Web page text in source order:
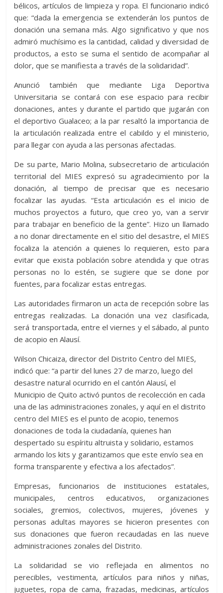
bélicos, artículos de limpieza y ropa. El funcionario indicó
que: “dada la emergencia se extenderán los puntos de
donación una semana más. Algo significativo y que nos
admiró muchísimo es la cantidad, calidad y diversidad de
productos, a esto se suma el sentido de acompañar al
dolor, que se manifiesta a través de la solidaridad”.
Anunció también que mediante Liga Deportiva
Universitaria se contará con ese espacio para recibir
donaciones, antes y durante el partido que jugarán con
el deportivo Gualaceo; a la par resaltó la importancia de
la articulación realizada entre el cabildo y el ministerio,
para llegar con ayuda a las personas afectadas.
De su parte, Mario Molina, subsecretario de articulación
territorial del MIES expresó su agradecimiento por la
donación, al tiempo de precisar que es necesario
focalizar las ayudas. “Esta articulación es el inicio de
muchos proyectos a futuro, que creo yo, van a servir
para trabajar en beneficio de la gente”. Hizo un llamado
a no donar directamente en el sitio del desastre, el MIES
focaliza la atención a quienes lo requieren, esto para
evitar que exista población sobre atendida y que otras
personas no lo estén, se sugiere que se done por
fuentes, para focalizar estas entregas.
Las autoridades firmaron un acta de recepción sobre las
entregas realizadas. La donación una vez clasificada,
será transportada, entre el viernes y el sábado, al punto
de acopio en Alausí.
Wilson Chicaiza, director del Distrito Centro del MIES,
indicó que: “a partir del lunes 27 de marzo, luego del
desastre natural ocurrido en el cantón Alausí, el
Municipio de Quito activó puntos de recolección en cada
una de las administraciones zonales, y aquí en el distrito
centro del MIES es el punto de acopio, tenemos
donaciones de toda la ciudadanía, quienes han
despertado su espíritu altruista y solidario, estamos
armando los kits y garantizamos que este envío sea en
forma transparente y efectiva a los afectados”.
Empresas, funcionarios de instituciones estatales,
municipales, centros educativos, organizaciones
sociales, gremios, colectivos, mujeres, jóvenes y
personas adultas mayores se hicieron presentes con
sus donaciones que fueron recaudadas en las nueve
administraciones zonales del Distrito.
La solidaridad se vio reflejada en alimentos no
perecibles, vestimenta, artículos para niños y niñas,
juguetes, ropa de cama, frazadas, medicinas, artículos